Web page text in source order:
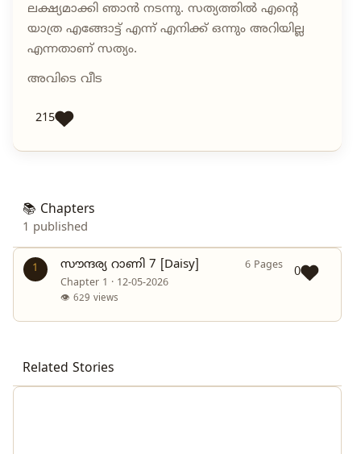
ലക്ഷ്യമാക്കി ഞാൻ നടന്നു. സത്യത്തിൽ എന്റെ
യാത്ര എങ്ങോട്ട് എന്ന് എനിക്ക് ഒന്നും അറിയില്ല
എന്നതാണ് സത്യം.
അവിടെ വീട
215
📚 Chapters
1 published
1 സൗന്ദര്യ റാണി 7 [Daisy]
6 Pages
Chapter 1 · 12-05-2026
👁 629 views
0
Related Stories